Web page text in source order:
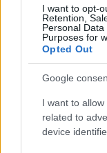
I want to opt-
Retention,
Personal
Purposes for
Opted Out
Google
I want to
related to
device
járványügyi
délután
legkisebb
nagyobb…